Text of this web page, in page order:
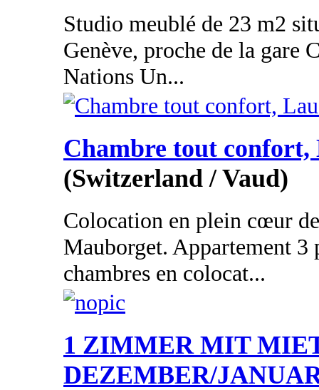
Studio meublé de 23 m2
Genève, proche de la gare
Nations Un...
Chambre tout confort,
(Switzerland / Vaud)
Colocation en plein cœur
Mauborget. Appartement 3
chambres en colocat...
1 ZIMMER MIT
DEZEMBER/